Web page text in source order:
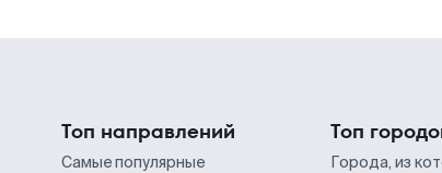
Топ направлений
Самые популярные
Топ
Города, из